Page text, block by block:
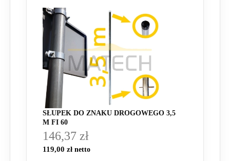
SŁUPEK DO ZNAKU DROGOWEGO 3,5
M FI 60
146,37 zł
119,00 zł